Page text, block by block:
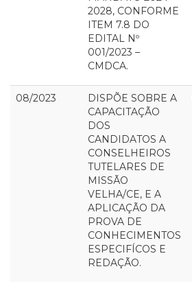
2028, CONFORME
ITEM 7.8 DO
EDITAL Nº
001/2023 –
CMDCA.
08/2023
DISPÕE SOBRE A
CAPACITAÇÃO
DOS
CANDIDATOS A
CONSELHEIROS
TUTELARES DE
MISSÃO
VELHA/CE, E A
APLICAÇÃO DA
PROVA DE
CONHECIMENTOS
ESPECIFÍCOS E
REDAÇÃO.